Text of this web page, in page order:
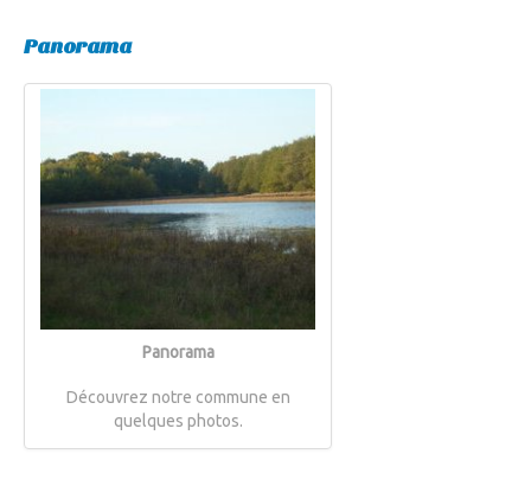
Panorama
Panorama
Découvrez notre commune en
quelques photos.